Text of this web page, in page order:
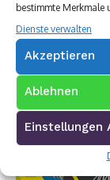
bestimmte Merkmale
Dienste verwalten
Akzeptieren
Ablehnen
Einstellungen